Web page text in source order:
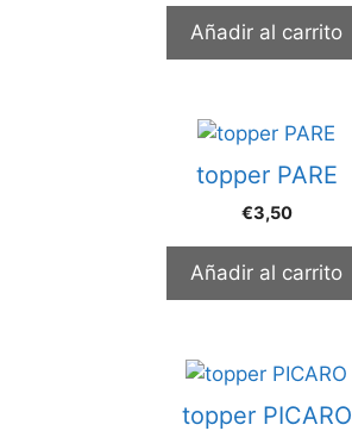
Añadir al carrito
topper PARE
€3,50
Añadir al carrito
topper PICARO